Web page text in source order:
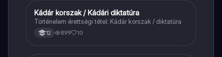
Töri
Kádár korszak / Kádári diktatúra
Történelem érettségi tétel: Kádár korszak / diktatúra
12 899 10